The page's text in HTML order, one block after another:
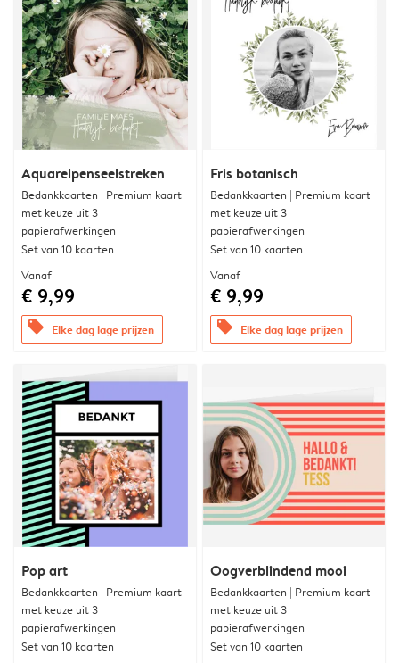
Aquarelpenseelstreken
Bedankkaarten | Premium kaart
met keuze uit 3
papierafwerkingen
Set van 10 kaarten
Vanaf
€ 9,99
offers Elke dag lage prijzen
Fris botanisch
Bedankkaarten | Premium kaart
met keuze uit 3
papierafwerkingen
Set van 10 kaarten
Vanaf
€ 9,99
offers Elke dag lage prijzen
Pop art
Bedankkaarten | Premium kaart
met keuze uit 3
papierafwerkingen
Set van 10 kaarten
Oogverblindend mooi
Bedankkaarten | Premium kaart
met keuze uit 3
papierafwerkingen
Set van 10 kaarten